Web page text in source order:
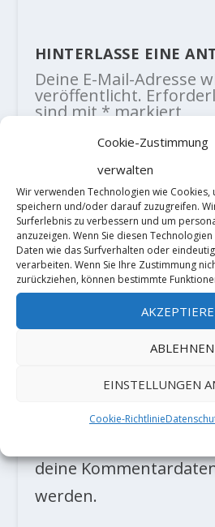
Cookie-Zustimmung
verwalten
Wir verwenden Technologien wie
speichern und/oder darauf zuzugreifen.
Surferlebnis zu verbessern und um
anzuzeigen. Wenn Sie diesen
Daten wie das Surfverhalten oder
verarbeiten. Wenn Sie Ihre Zustimmung
zurückziehen, können bestimmte
ABLEHNEN
EINSTELLUNGEN
Cookie-Richtlinie
HINTERLASSE EINE
Deine E-Mail-Adresse
veröffentlicht.
sind mit*markiert
Diese Website
deine
werden.